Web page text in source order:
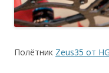
Полётник Zeus35 от